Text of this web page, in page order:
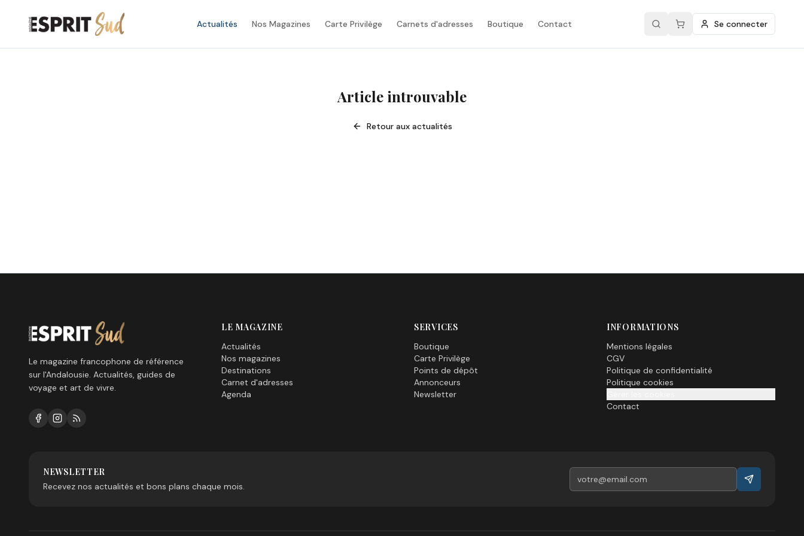
Actualités Nos Magazines Carte Privilège Carnets d'adresses Boutique Contact Se connecter
Article introuvable
Retour aux actualités
Le magazine francophone de référence
sur l'Andalousie. Actualités, guides de
voyage et art de vivre.
LE MAGAZINE
Actualités
Nos magazines
Destinations
Carnet d'adresses
Agenda
SERVICES
Boutique
Carte Privilège
Points de dépôt
Annonceurs
Newsletter
INFORMATIONS
Mentions légales
CGV
Politique de confidentialité
Politique cookies
Contact
NEWSLETTER
Recevez nos actualités et bons plans chaque mois.